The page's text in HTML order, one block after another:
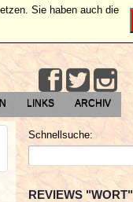
LINKS ARCHIV
Schnellsuche:
REVIEWS "WORT"
Sie haben auch die